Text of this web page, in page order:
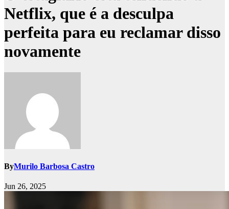
Netflix, que é a desculpa
perfeita para eu reclamar disso
novamente
ByMurilo Barbosa Castro
Jun 26, 2025